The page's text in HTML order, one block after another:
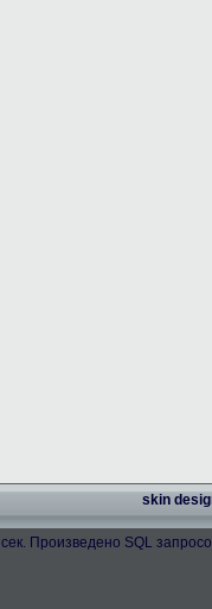
skin
сек. Произведено SQL